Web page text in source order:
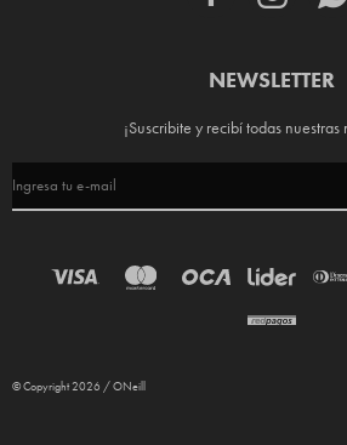
NEWSLETTER
¡Suscribite y recibí todas
© Copyright 2026 / ONeill